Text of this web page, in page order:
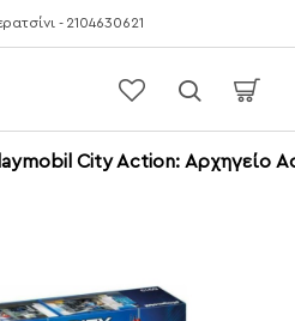
- 2104630621
City Action: Αρχηγείο